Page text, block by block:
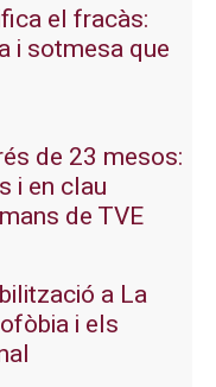
el fracàs:
i sotmesa que
de 23 mesos:
i en clau
de TVE
a La
i els